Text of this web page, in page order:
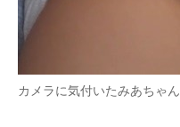
カメラに気付いたみあちゃん